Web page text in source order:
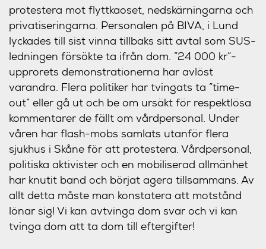
protestera mot flyttkaoset, nedskärningarna och
privatiseringarna. Personalen på BIVA, i Lund
lyckades till sist vinna tillbaks sitt avtal som SUS-
ledningen försökte ta ifrån dom. ”24 000 kr”-
upprorets demonstrationerna har avlöst
varandra. Flera politiker har tvingats ta ”time-
out” eller gå ut och be om ursäkt för respektlösa
kommentarer de fällt om vårdpersonal. Under
våren har flash-mobs samlats utanför flera
sjukhus i Skåne för att protestera. Vårdpersonal,
politiska aktivister och en mobiliserad allmänhet
har knutit band och börjat agera tillsammans. Av
allt detta måste man konstatera att motstånd
lönar sig! Vi kan avtvinga dom svar och vi kan
tvinga dom att ta dom till eftergifter!